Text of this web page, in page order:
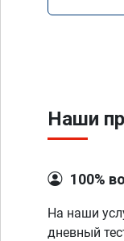
Наши
100%
На наши
дневный